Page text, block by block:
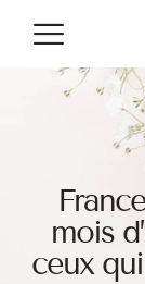
mois
ceux